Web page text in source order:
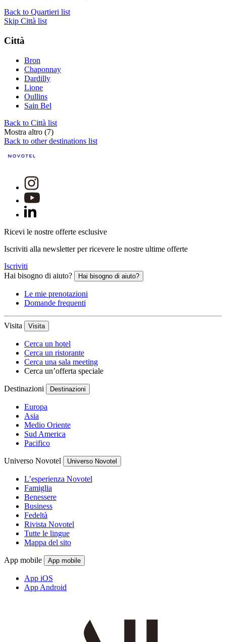
Back to Quartieri list
Skip Città list
Città
Bron
Chaponnay
Dardilly
Lione
Oullins
Sain Bel
Back to Città list
Mostra altro (7)
Back to other destinations list
Ricevi le nostre offerte esclusive
Iscriviti alla newsletter per ricevere le nostre ultime offerte
Iscriviti
Hai bisogno di aiuto?
Hai bisogno di aiuto?
Le mie prenotazioni
Domande frequenti
Visita Visita
Cerca un hotel
Cerca un ristorante
Cerca una sala meeting
Cerca un’offerta speciale
Destinazioni Destinazioni
Europa
Asia
Medio Oriente
Sud America
Pacifico
Universo Novotel Universo Novotel
L’esperienza Novotel
Famiglia
Benessere
Business
Fedeltà
Rivista Novotel
Tutte le lingue
Mappa del sito
App mobile App mobile
App iOS
App Android